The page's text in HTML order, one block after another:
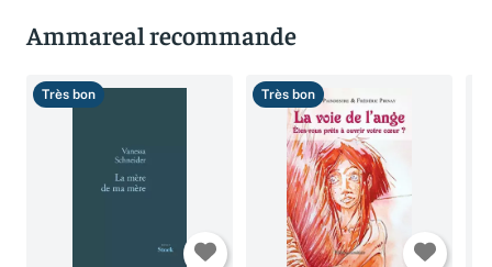
Ammareal recommande
Très bon Très bon